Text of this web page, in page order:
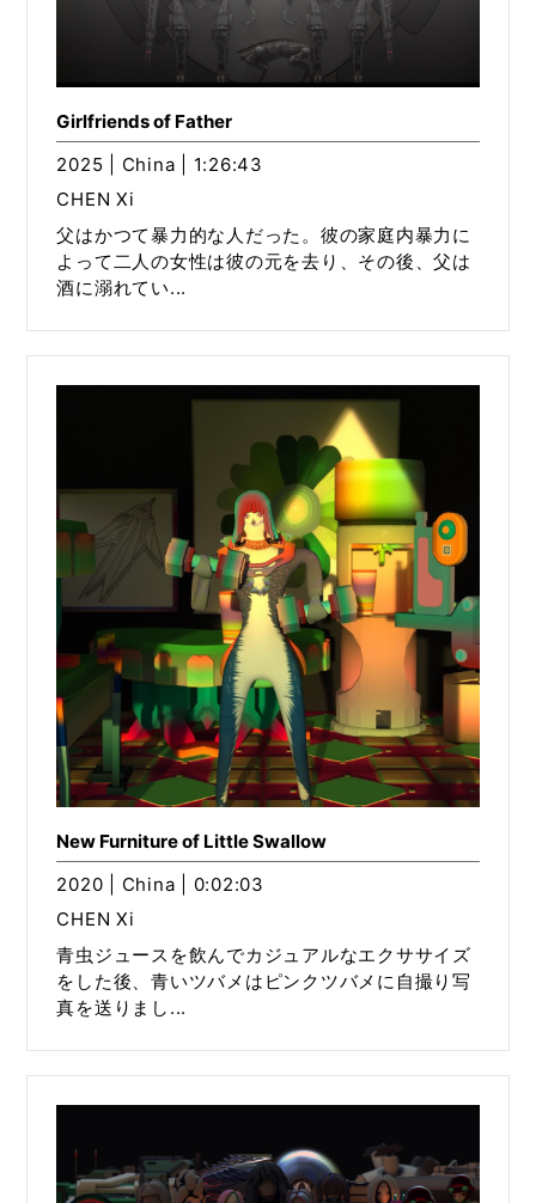
Girlfriends of Father
2025 | China | 1:26:43
CHEN Xi
父はかつて暴力的な人だった。彼の家庭内暴力に
よって二人の女性は彼の元を去り、その後、父は
酒に溺れてい...
New Furniture of Little Swallow
2020 | China | 0:02:03
CHEN Xi
青虫ジュースを飲んでカジュアルなエクササイズ
をした後、青いツバメはピンクツバメに自撮り写
真を送りまし...